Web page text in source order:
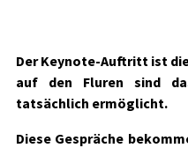
Der Keynote-Auftritt ist
auf den Fluren sind
tatsächlich ermöglicht.
Diese Gespräche